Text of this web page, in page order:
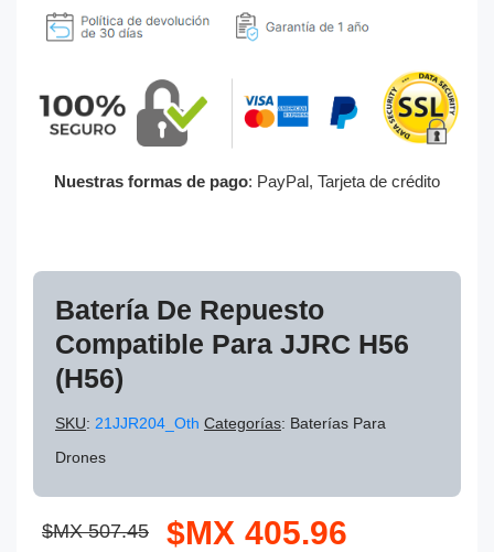
Nuestras formas de pago: PayPal, Tarjeta de crédito
Batería De Repuesto
Compatible Para JJRC H56
(H56)
SKU: 21JJR204_Oth Categorías: Baterías Para
Drones
$MX 507.45 $MX 405.96